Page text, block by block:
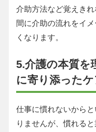
介助方法など覚えき
間に介助の流れをイ
くなります。
5.介護の本質を
に寄り添った
仕事に慣れないから
りませんが、慣れる